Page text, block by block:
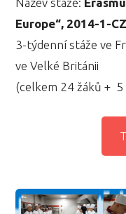
Europe“, 2014-1-
3-týdenní stáže ve
ve Velké Británii
(celkem 24 žáků +